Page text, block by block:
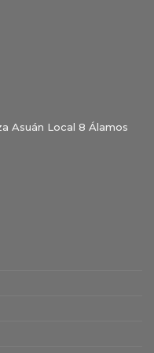
Asuán Local 8 Álamos